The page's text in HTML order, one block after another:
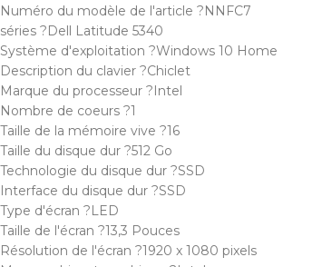
Numéro du modèle de l'article ?NNFC7
séries ?Dell Latitude 5340
Système d'exploitation ?Windows 10 Home
Description du clavier ?Chiclet
Marque du processeur ?Intel
Nombre de coeurs ?1
Taille de la mémoire vive ?16
Taille du disque dur ?512 Go
Technologie du disque dur ?SSD
Interface du disque dur ?SSD
Type d'écran ?LED
Taille de l'écran ?13,3 Pouces
Résolution de l'écran ?1920 x 1080 pixels